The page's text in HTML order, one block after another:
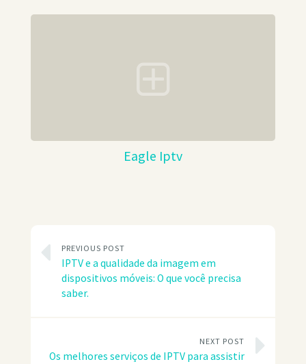
Eagle Iptv
PREVIOUS POST
IPTV e a qualidade da imagem em
dispositivos móveis: O que você precisa
saber.
NEXT POST
Os melhores serviços de IPTV para assistir